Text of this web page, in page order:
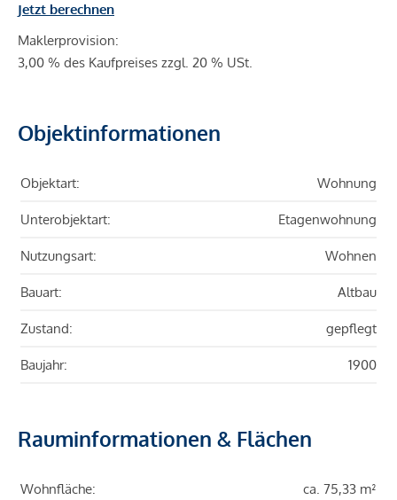
Jetzt berechnen
Maklerprovision:
3,00 % des Kaufpreises zzgl. 20 % USt.
Objektinformationen
Objektart: Wohnung
Unterobjektart: Etagenwohnung
Nutzungsart: Wohnen
Bauart: Altbau
Zustand: gepflegt
Baujahr: 1900
Rauminformationen & Flächen
Wohnfläche: ca. 75,33 m²